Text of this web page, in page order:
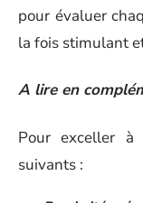
pour évaluer
la fois stimulant
A lire en
Pour exceller à
suivants :